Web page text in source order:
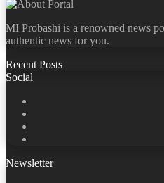
MI Probashi is a renowned news
authentic news for you.
Recent Posts
Social
Newsletter